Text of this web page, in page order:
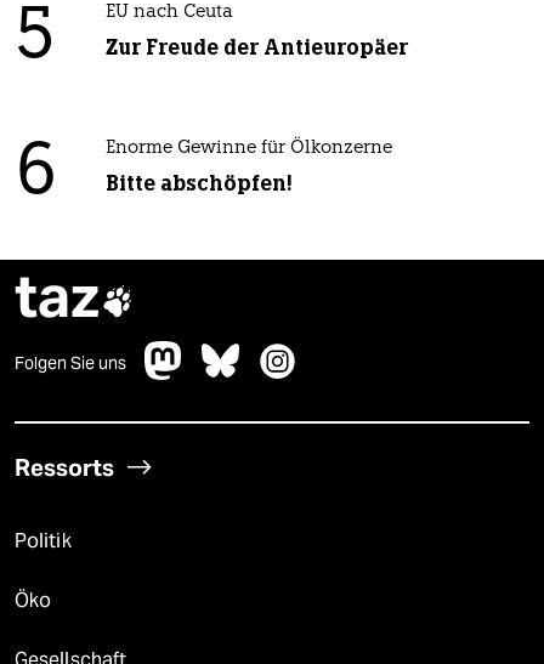
5 EU nach Ceuta
Zur Freude der Antieuropäer
6 Enorme Gewinne für Ölkonzerne
Bitte abschöpfen!
taz
Folgen Sie uns
Ressorts
Politik
Öko